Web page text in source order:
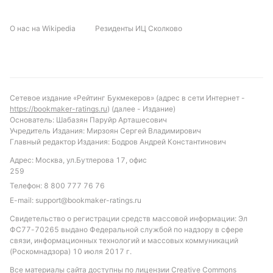
ставки с тоталом больше 2.5 голов и на то, что обе
Обновлено:
Автор
Александр Трибуш
О нас на Wikipedia Резиденты ИЦ Сколково
Сетевое издание «Рейтинг Букмекеров» (адрес в сети Интернет -
https://bookmaker-ratings.ru) (далее - Издание)
Основатель: Шабазян Паруйр Арташесович
Учредитель Издания: Мирзоян Сергей Владимирович
Главный редактор Издания: Бодров Андрей Константинович
Адрес: Москва, ул.Бутлерова 17, офис
259
Телефон: 8 800 777 76 76
E-mail: support@bookmaker-ratings.ru
Свидетельство о регистрации средств массовой информации: Эл
ФС77-70265 выдано Федеральной службой по надзору в сфере
связи, информационных технологий и массовых коммуникаций
(Роскомнадзора) 10 июля 2017 г.
Все материалы сайта доступны по лицензии Creative Commons